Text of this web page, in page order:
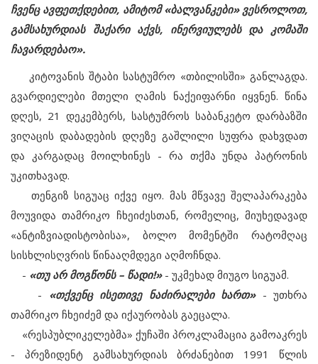
ჩვენც ავფეთქდებით, ამიტომ «ბალვანკები» ვესროლოთ,
გამსახურდიას შაქარი აქვს, ინერვიულებს და კომაში
ჩავარდებაო».
კიტოვანის შტაბი სასტუმრო «თბილისში» განლაგდა.
გვარდიელები მთელი ღამის ნაქეიფარნი იყვნენ. წინა
დღეს, 21 დეკემბერს, სასტუმროს საბანკეტო დარბაზში
ვიღაცის დაბადების დღეზე გაშლილი სუფრა დახვდათ
და კარგადაც მოილხინეს - რა თქმა უნდა პატრონის
უკითხავად.
თენგიზ სიგუაც იქვე იყო. მას მწვავე შელაპარაკება
მოუვიდა თამრიკო ჩხეიძესთან, რომელიც, მიუხედავად
«ანტიზვიადისტობისა», ბოლო მომენტში რატომღაც
სისხლისღვრის წინააღმდეგი აღმოჩნდა.
- «თუ არ მოგწონს – წადი!» - უკმეხად მიუგო სიგუამ.
- «თქვენც ისეთივე ნაძირალები ხართ»- უთხრა
თამრიკო ჩხეიძემ და იქაურობას გაეცალა.
«რესპუბლიკელებმა» ქუჩაში პროკლამაცია გამოაკრეს
- პრეზიდენტ გამსახურდიას ბრძანებით 1991 წლის